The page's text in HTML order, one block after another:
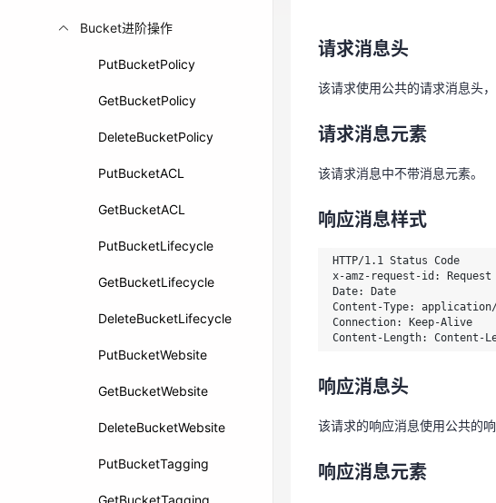
Bucket进阶操作
PutBucketPolicy
GetBucketPolicy
DeleteBucketPolicy
PutBucketACL
GetBucketACL
PutBucketLifecycle
GetBucketLifecycle
DeleteBucketLifecycle
PutBucketWebsite
GetBucketWebsite
DeleteBucketWebsite
PutBucketTagging
GetBucketTagging
请求消息元素
响应消息样式
x-amz-request-id: Request
Date: Date
Connection: Keep-Alive
Content-Length: Content-
响应消息头
请求消息头
该请求使用公共的请求消息头
请求消息元素
该请求消息中不带消息元素。
响应消息样式
HTTP/1.1 Status Code
x-amz-request-id: Request
Date: Date
Content-Type:
Connection: Keep-Alive
Content-Length: Content-
响应消息头
该请求的响应消息使用公共的
响应消息元素